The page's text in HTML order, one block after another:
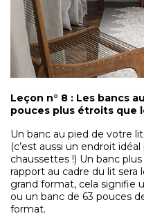
Leçon n° 8 : Les bancs
pouces plus étroits que
Un banc au pied de votre
(c’est aussi un endroit
chaussettes !) Un banc
rapport au cadre du lit sera
grand format, cela signifie
ou un banc de 63 pouces
format.